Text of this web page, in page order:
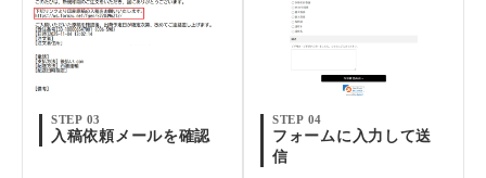
STEP 03
入稿依頼メールを確認
STEP 04
フォームに入力して送
信